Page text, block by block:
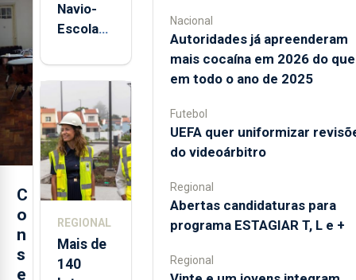
C
o
n
s
e
Navio-
Escola
está de
aos
Açores
REGIONAL
Mais de
140
Nacional
Autoridades já apreenderam
mais cocaína em 2026 do que
em todo o ano de 2025
Futebol
UEFA quer uniformizar
do videoárbitro
Regional
Abertas candidaturas para
programa ESTAGIAR T, L e +
Regional